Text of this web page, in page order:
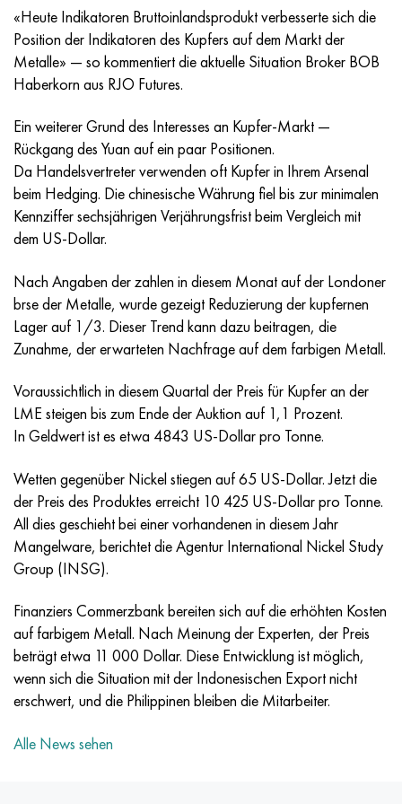
«Heute Indikatoren Bruttoinlandsprodukt verbesserte sich die
Position der Indikatoren des Kupfers auf dem Markt der
Metalle» — so kommentiert die aktuelle Situation Broker BOB
Haberkorn aus RJO Futures.
Ein weiterer Grund des Interesses an Kupfer-Markt —
Rückgang des Yuan auf ein paar Positionen.
Da Handelsvertreter verwenden oft Kupfer in Ihrem Arsenal
beim Hedging. Die chinesische Währung fiel bis zur minimalen
Kennziffer sechsjährigen Verjährungsfrist beim Vergleich mit
dem US-Dollar.
Nach Angaben der zahlen in diesem Monat auf der Londoner
brse der Metalle, wurde gezeigt Reduzierung der kupfernen
Lager auf 1/3. Dieser Trend kann dazu beitragen, die
Zunahme, der erwarteten Nachfrage auf dem farbigen Metall.
Voraussichtlich in diesem Quartal der Preis für Kupfer an der
LME steigen bis zum Ende der Auktion auf 1,1 Prozent.
In Geldwert ist es etwa 4843 US-Dollar pro Tonne.
Wetten gegenüber Nickel stiegen auf 65 US-Dollar. Jetzt die
der Preis des Produktes erreicht 10 425 US-Dollar pro Tonne.
All dies geschieht bei einer vorhandenen in diesem Jahr
Mangelware, berichtet die Agentur International Nickel Study
Group (INSG).
Finanziers Commerzbank bereiten sich auf die erhöhten Kosten
auf farbigem Metall. Nach Meinung der Experten, der Preis
beträgt etwa 11 000 Dollar. Diese Entwicklung ist möglich,
wenn sich die Situation mit der Indonesischen Export nicht
erschwert, und die Philippinen bleiben die Mitarbeiter.
Alle News sehen
Incotherm
Incotest
Jethete M152
Kobalt 6B
Martensitaushärtung 250
Renee 41
Martensitaushärtung 300
Martensitaushärtung 350
MP159
Nicrofer 5923 hMo
Nicrofer 6030
Nitronic 50
Nitronic 60
47ND
47NHR
49KF
49K2F/49K2FA-VI
50H
50NP
50NHS
52H
56DGNH
79NM
80NM
80NHS
81NMA
HN62VMYUT
HN62MVKYU
HN63MB
HN65VM
HN65VMTYU
HN67MVTYU
HN68VKTYU
HN68VMTYUK-VD
HN73MBTYU
HN75MBTYU
HN75TBYU
HN77TYUR
HN78T
VT-35
PT-1M
PT-3V
PT-7M
2V
SPT-2 Schweißdraht
AT3
3М
5B
AT-6
TS-6
SP-17
Titan 40
1.4466 - aisi 310MoLn
Legierung Al6xn
15-7Ph® - 1.4532
PH 13-8 Mo - 1.4534
1.4542 - 17-4Ph®.
Custom 455® - 1.4543 - uns s45500
1.4545 - 15-5Ph®
1.4548 - 17-4Ph®.
1.4567 - aisi 304Cu
1.4574 - Legierung PH 15-7 Mo®
1.4580 - aisi 316Cb
Legierung 28 - 1.4563
Legierung 31 - 1.4562
10H17N13М3Т
10H18N18YU4D
11H11N2V2МF
12H18N9Т
13H11N2V2МF
15H11MF
15H12VNMF
15H12N2МVFAB
15H16N2АМ
18H12VMBFR
20H12VNMF
21NKMT
37H12N8G8МFB
2.0872, CuNi10Fe1Mn, Cw352h
Silicium-Aluminium-Bronze
CW301G, C64200
Siliciumbronze
C65500, CuAl11Fe3
C65620, CuSi3Fe2Zn3
C65100, CuSi1,5
Zinn-Blei-Bronze
Rotmessing
C84400, CuSn2ZnPb
C83600, CuSn5ZnPb
45G2, 45g2, aisi 1144
Baustahl legiert
10g2, 10g2, aisi 1513
12X2H4A,15NiCr13, 1.5752
АS14, 11SMnPb30
20G, 20mn5
20HN3А, aisi 4320, 20hn3a
20HМ, 24CrMo5, 20hm
30H, aisi 5130, 30h
30HGSA, 30hgsa
30HGSN2A, 30hgsna
30HN3A, 31nicr14
34HN3MA, 36NiCrMo16, 35NiCrMo16
R6M5, 1.3343, hs6-5-2, sw7m
R6M5K5, 1.3243, hs6-5-2-5
R6М5F3, 1.3344, hs6-5-3
R9М4К8,1.3207
R12F3, 1.3318, sw12
R18, 1.3355, hs18-0-1, sw18
Kohlenstoffstahl
U10,1.1645, C105W1